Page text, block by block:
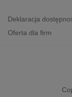
Deklaracja
Oferta dla firm